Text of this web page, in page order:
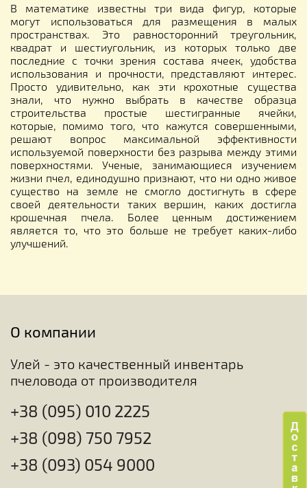
В математике известны три вида фигур, которые
могут использоваться для размещения в малых
пространствах. Это равносторонний треугольник,
квадрат и шестиугольник, из которых только две
последние с точки зрения состава ячеек, удобства
использования и прочности, представляют интерес.
Просто удивительно, как эти крохотные существа
знали, что нужно выбрать в качестве образца
строительства простые шестигранные ячейки,
которые, помимо того, что кажутся совершенными,
решают вопрос максимальной эффективности
используемой поверхности без разрыва между этими
поверхностями. Ученые, занимающиеся изучением
жизни пчел, единодушно признают, что ни одно живое
существо на земле не смогло достигнуть в сфере
своей деятельности таких вершин, каких достигла
крошечная пчела. Более ценным достижением
является то, что это больше не требует каких-либо
улучшений.
О компании
Улей - это качественный инвентарь
пчеловода от производителя
+38 (095) 010 2225
+38 (098) 750 7952
+38 (093) 054 9000